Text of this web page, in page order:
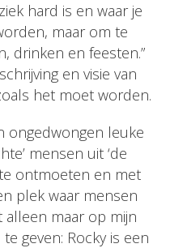
hard is en waar je
maar om te
drinken en feesten.”
en visie van
het moet worden.
ongedwongen leuke
mensen uit ‘de
ontmoeten en met
plek waar mensen
alleen maar op mijn
geven: Rocky is een